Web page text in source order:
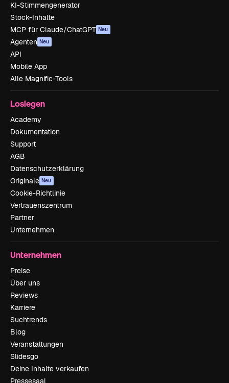
KI-Stimmengenerator
Stock-Inhalte
MCP für Claude/ChatGPT Neu
Agenten Neu
API
Mobile App
Alle Magnific-Tools
Loslegen
Academy
Dokumentation
Support
AGB
Datenschutzerklärung
Originale Neu
Cookie-Richtlinie
Vertrauenszentrum
Partner
Unternehmen
Unternehmen
Preise
Über uns
Reviews
Karriere
Suchtrends
Blog
Veranstaltungen
Slidesgo
Deine Inhalte verkaufen
Pressesaal